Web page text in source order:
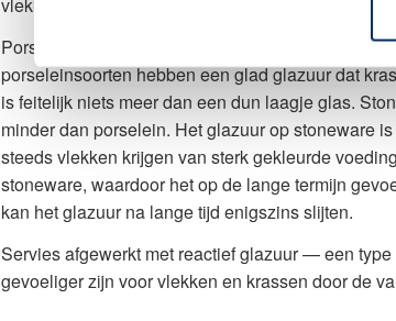
vlekken, is geen enkel type volledig immuun voor
Porselein staat bekend om zijn harde en dichte
porseleinsoorten hebben een glad glazuur dat
is feitelijk niets meer dan een dun laagje glas.
minder dan porselein. Het glazuur op stoneware
steeds vlekken krijgen van sterk gekleurde
stoneware, waardoor het op de lange termijn
kan het glazuur na lange tijd enigszins slijten.
Servies afgewerkt met reactief glazuur — een
gevoeliger zijn voor vlekken en krassen door de